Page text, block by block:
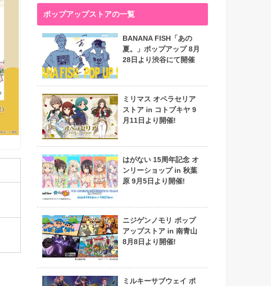
ポップアップストアの一覧
BANANA FISH「あの
夏。」ポップアップ 8月
28日より渋谷にて開催
ミリマス オペラセリア
ストア in コトブキヤ 9
月11日より開催!
はがない 15周年記念 オ
ンリーショップ in 秋葉
原 9月5日より開催!
ニジゲンノモリ ポップ
アップストア in 南青山
8月8日より開催!
ミルキーサブウェイ ポ